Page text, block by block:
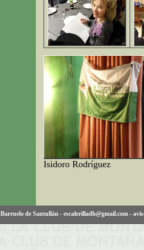
Isidoro Rodríguez
Barruelo de Santullán - escalerilladh@gmail.com -